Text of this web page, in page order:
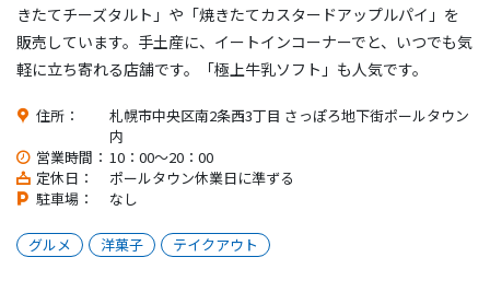
きたてチーズタルト」や「焼きたてカスタードアップルパイ」を
販売しています。手土産に、イートインコーナーでと、いつでも気
軽に立ち寄れる店舗です。「極上牛乳ソフト」も人気です。
住所：
札幌市中央区南2条西3丁目 さっぽろ地下街ポールタウン
内
営業時間： 10：00～20：00
定休日：
ポールタウン休業日に準ずる
駐車場：
なし
グルメ 洋菓子 テイクアウト